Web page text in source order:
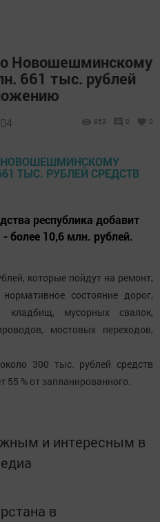
Новошешминскому
661 тыс. рублей
853 0 0
республика добавит
более 10,6 млн. рублей.
которые пойдут на ремонт,
состояние дорог,
кладбищ, мусорных свалок,
мостовых переходов,
300 тыс. рублей средств
55 % от запланированного.
и интересным в
в